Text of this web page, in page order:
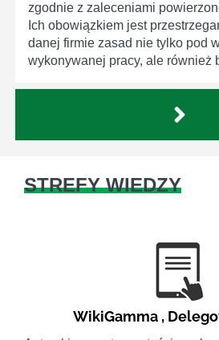
zgodnie z zaleceniami
Ich obowiązkiem jest
danej firmie zasad nie tylko pod
wykonywanej pracy, ale również
STREFY WIEDZY
WikiGamma ,